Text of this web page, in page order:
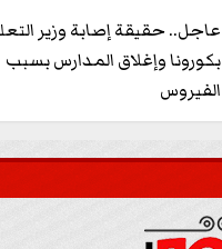
عاجل.. حقيقة إصابة وزير
بكورونا وإغلاق المدارس بسبب
الفيروس